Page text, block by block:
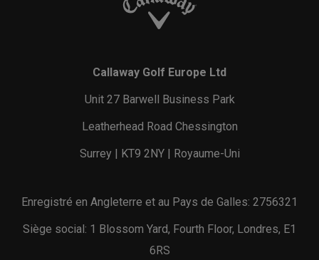
Callaway Golf Europe Ltd
Unit 27 Barwell Business Park
Leatherhead Road Chessington
Surrey | KT9 2NY | Royaume-Uni
Enregistré en Angleterre et au Pays de Galles: 2756321
Siège social: 1 Blossom Yard, Fourth Floor, Londres, E1
6RS